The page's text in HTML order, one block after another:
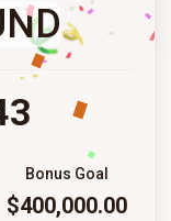
Bonus Goal
$400,000.00